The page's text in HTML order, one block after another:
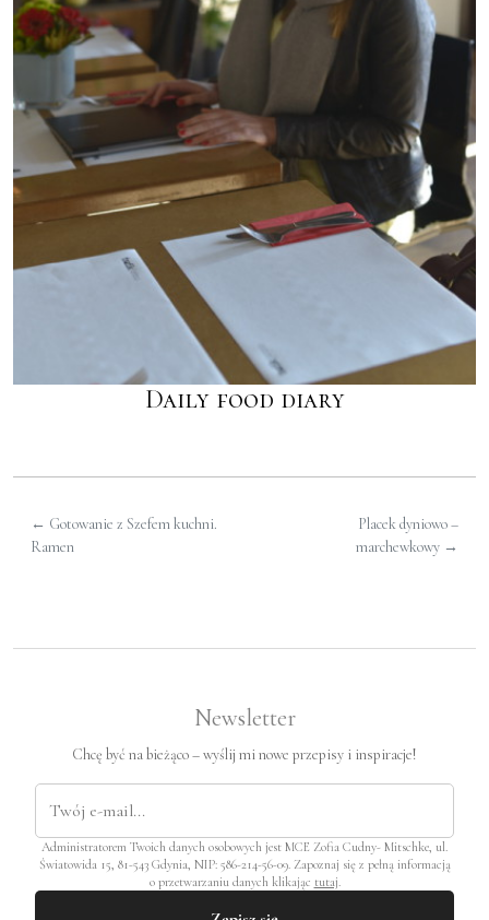
Daily food diary
← Gotowanie z Szefem kuchni.
Ramen
Placek dyniowo –
marchewkowy →
Newsletter
Chcę być na bieżąco – wyślij mi nowe przepisy i inspiracje!
Administratorem Twoich danych osobowych jest MCE Zofia Cudny- Mitschke, ul.
Światowida 15, 81-543 Gdynia, NIP: 586-214-56-09. Zapoznaj się z pełną informacją
o przetwarzaniu danych klikając tutaj.